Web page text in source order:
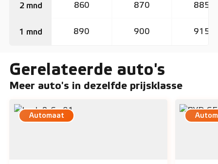
2 mnd
1 mnd
860 870 885
890 900 915
Gerelateerde auto's
Meer auto's in dezelfde prijsklasse
Automaat